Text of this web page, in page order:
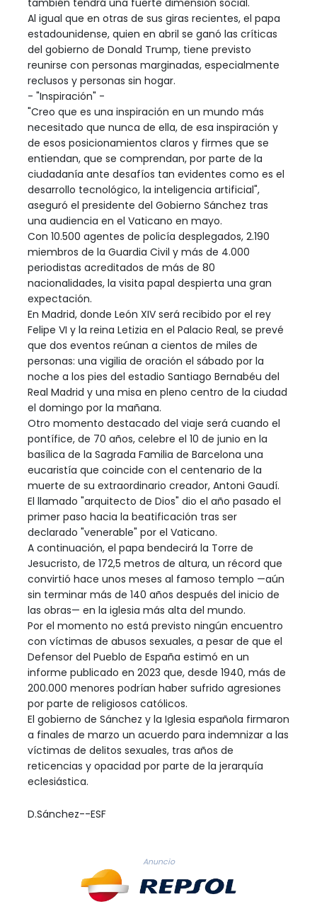
Al igual que en otras de sus giras recientes, el papa
estadounidense, quien en abril se ganó las críticas
del gobierno de Donald Trump, tiene previsto
reunirse con personas marginadas, especialmente
reclusos y personas sin hogar.
- "Inspiración" -
"Creo que es una inspiración en un mundo más
necesitado que nunca de ella, de esa inspiración y
de esos posicionamientos claros y firmes que se
entiendan, que se comprendan, por parte de la
ciudadanía ante desafíos tan evidentes como es el
desarrollo tecnológico, la inteligencia artificial",
aseguró el presidente del Gobierno Sánchez tras
una audiencia en el Vaticano en mayo.
Con 10.500 agentes de policía desplegados, 2.190
miembros de la Guardia Civil y más de 4.000
periodistas acreditados de más de 80
nacionalidades, la visita papal despierta una gran
expectación.
En Madrid, donde León XIV será recibido por el rey
Felipe VI y la reina Letizia en el Palacio Real, se prevé
que dos eventos reúnan a cientos de miles de
personas: una vigilia de oración el sábado por la
noche a los pies del estadio Santiago Bernabéu del
Real Madrid y una misa en pleno centro de la ciudad
el domingo por la mañana.
Otro momento destacado del viaje será cuando el
pontífice, de 70 años, celebre el 10 de junio en la
basílica de la Sagrada Familia de Barcelona una
eucaristía que coincide con el centenario de la
muerte de su extraordinario creador, Antoni Gaudí.
El llamado "arquitecto de Dios" dio el año pasado el
primer paso hacia la beatificación tras ser
declarado "venerable" por el Vaticano.
A continuación, el papa bendecirá la Torre de
Jesucristo, de 172,5 metros de altura, un récord que
convirtió hace unos meses al famoso templo —aún
sin terminar más de 140 años después del inicio de
las obras— en la iglesia más alta del mundo.
Por el momento no está previsto ningún encuentro
con víctimas de abusos sexuales, a pesar de que el
Defensor del Pueblo de España estimó en un
informe publicado en 2023 que, desde 1940, más de
200.000 menores podrían haber sufrido agresiones
por parte de religiosos católicos.
El gobierno de Sánchez y la Iglesia española firmaron
a finales de marzo un acuerdo para indemnizar a las
víctimas de delitos sexuales, tras años de
reticencias y opacidad por parte de la jerarquía
eclesiástica.
D.Sánchez--ESF
Anuncio